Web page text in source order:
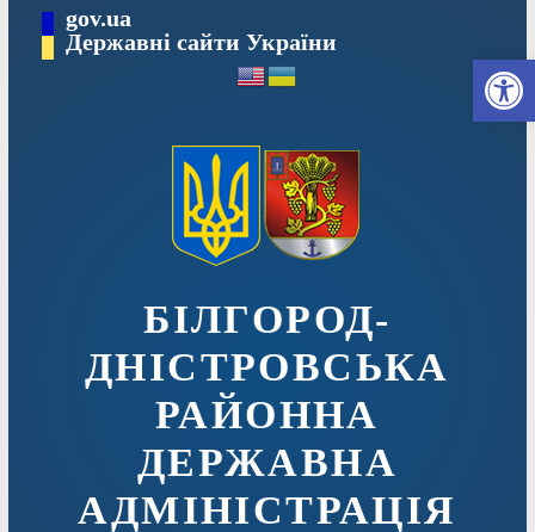
вмісту
gov.ua
Державні сайти України
БІЛГОРОД-
ДНІСТРОВСЬКА
РАЙОННА
ДЕРЖАВНА
АДМІНІСТРАЦІЯ